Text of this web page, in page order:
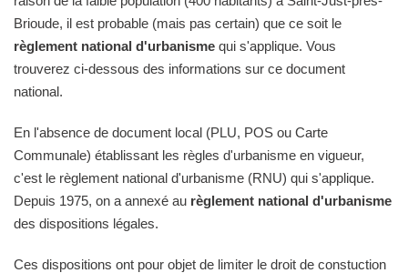
Brioude, il est probable (mais pas certain) que ce soit le
règlement national d'urbanisme qui s'applique. Vous
trouverez ci-dessous des informations sur ce document
national.
En l'absence de document local (PLU, POS ou Carte
Communale) établissant les règles d'urbanisme en vigueur,
c'est le règlement national d'urbanisme (RNU) qui s'applique.
Depuis 1975, on a annexé au règlement national d'urbanisme
des dispositions légales.
Ces dispositions ont pour objet de limiter le droit de constuction